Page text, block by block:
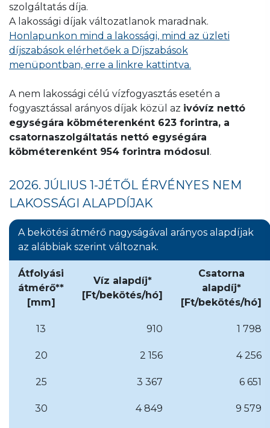
szolgáltatás díja.
A lakossági díjak változatlanok maradnak.
Honlapunkon mind a lakossági, mind az üzleti
díjszabások elérhetőek a Díjszabások
menüpontban, erre a linkre kattintva.
A nem lakossági célú vízfogyasztás esetén a
fogyasztással arányos díjak közül az ivóvíz nettó
egységára köbméterenként 623 forintra, a
csatornaszolgáltatás nettó egységára
köbméterenként 954 forintra módosul.
2026. JÚLIUS 1-JÉTŐL ÉRVÉNYES NEM
LAKOSSÁGI ALAPDÍJAK
A bekötési átmérő nagyságával arányos alapdíjak
az alábbiak szerint változnak.
Átfolyási
átmérő**
[mm]
Víz alapdíj*
[Ft/bekötés/hó]
Csatorna
alapdíj*
[Ft/bekötés/hó]
13 910 1 798
20 2 156 4 256
25 3 367 6 651
30 4 849 9 579